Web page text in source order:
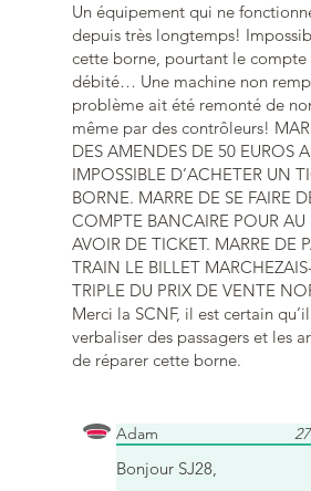
Un équipement qui ne
depuis très longtemps!
cette borne, pourtant le compte
débité… Une machine non
problème ait été remonté de
même par des contrôleurs!
DES AMENDES DE 50 EUROS
IMPOSSIBLE D’ACHETER UN
BORNE. MARRE DE SE FAIRE
COMPTE BANCAIRE POUR AU
AVOIR DE TICKET. MARRE DE
TRAIN LE BILLET
TRIPLE DU PRIX DE VENTE
Merci la SCNF, il est certain
verbaliser des passagers et les
de réparer cette borne.
Adam
Bonjour SJ28,